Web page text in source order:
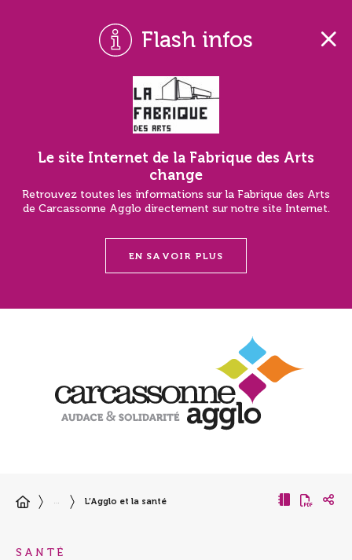
Flash infos
Le site Internet de la Fabrique des Arts
change
Retrouvez toutes les informations sur la Fabrique des Arts
de Carcassonne Agglo directement sur notre site Internet.
EN SAVOIR PLUS
… L’Agglo et la santé
SANTÉ